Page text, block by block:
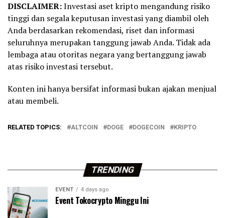
DISCLAIMER:Investasi aset kripto mengandung risiko
tinggi dan segala keputusan investasi yang diambil oleh
Anda berdasarkan rekomendasi, riset dan informasi
seluruhnya merupakan tanggung jawab Anda. Tidak ada
lembaga atau otoritas negara yang bertanggung jawab
atas risiko investasi tersebut.
Konten ini hanya bersifat informasi bukan ajakan menjual
atau membeli.
RELATED TOPICS: ALTCOIN DOGE DOGECOIN KRIPTO
TRENDING
EVENT 4 days ago
Event Tokocrypto Minggu Ini